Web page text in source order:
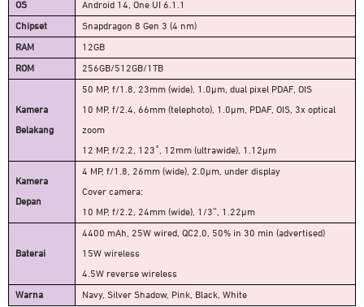
OS Android 14, One UI 6.1.1
Chipset Snapdragon 8 Gen 3 (4 nm)
RAM 12GB
ROM 256GB/512GB/1TB
Kamera
Belakang
50 MP, f/1.8, 23mm (wide), 1.0µm, dual pixel PDAF, OIS
10 MP, f/2.4, 66mm (telephoto), 1.0µm, PDAF, OIS, 3x optical
zoom
12 MP, f/2.2, 123˚, 12mm (ultrawide), 1.12µm
Kamera
Depan
4 MP, f/1.8, 26mm (wide), 2.0µm, under display
Cover camera:
10 MP, f/2.2, 24mm (wide), 1/3″, 1.22µm
Baterai
4400 mAh, 25W wired, QC2.0, 50% in 30 min (advertised)
15W wireless
4.5W reverse wireless
Warna Navy, Silver Shadow, Pink, Black, White